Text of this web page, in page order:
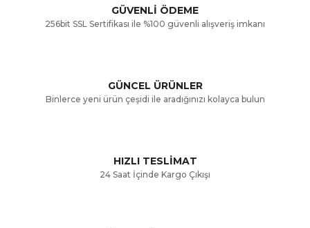
Ürün resmi kalitesiz, bozuk veya görüntülenemiyor.
Ürün bilgilerinde hatalar bulunuyor.
GÜVENLİ ÖDEME
256bit SSL Sertifikası ile %100 güvenli alışveriş imkanı
GÜNCEL ÜRÜNLER
Binlerce yeni ürün çeşidi ile aradığınızı kolayca bulun
HIZLI TESLİMAT
24 Saat İçinde Kargo Çıkışı